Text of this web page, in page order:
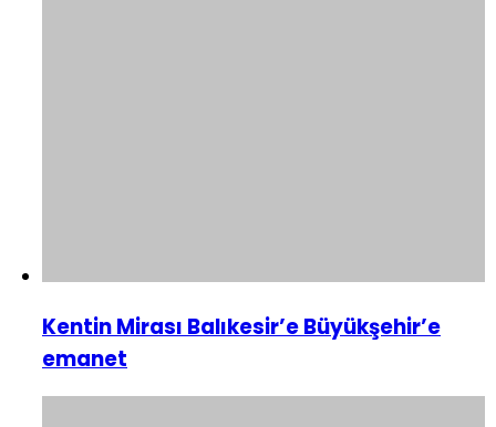
Kentin Mirası Balıkesir’e Büyükşehir’e
emanet